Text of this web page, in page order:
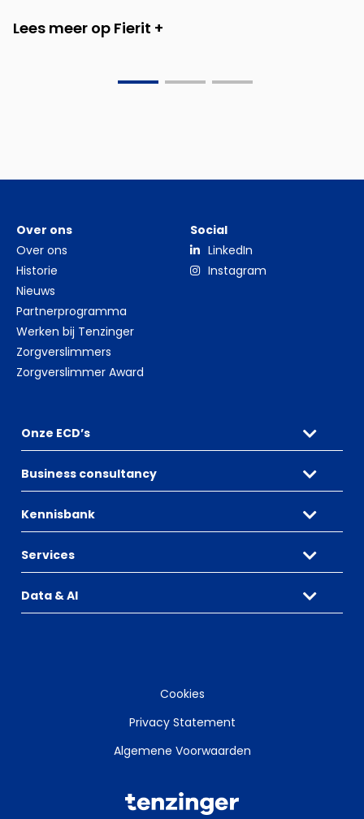
Lees meer op Fierit +
Go
Go
Go
Over ons
Over ons
Historie
Nieuws
Partnerprogramma
Werken bij Tenzinger
Zorgverslimmers
Zorgverslimmer Award
Social
LinkedIn
Instagram
Onze ECD’s
Business consultancy
Kennisbank
Services
Data & AI
Cookies
Privacy Statement
Algemene Voorwaarden
Tenzinger